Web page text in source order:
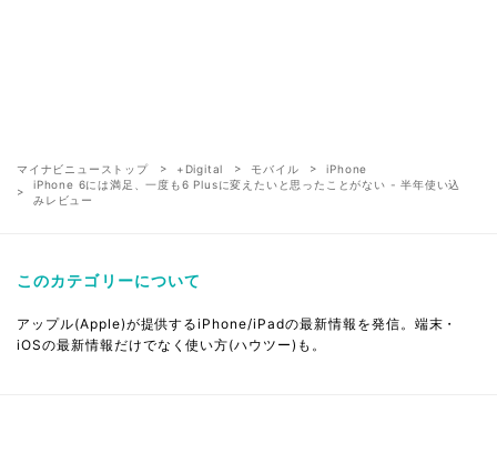
マイナビニューストップ +Digital モバイル
iPhone
iPhone 6には満足、一度も6 Plusに変えたいと思ったことがない - 半年使い込
みレビュー
このカテゴリーについて
アップル(Apple)が提供するiPhone/iPadの最新情報を発信。端末・
iOSの最新情報だけでなく使い方(ハウツー)も。